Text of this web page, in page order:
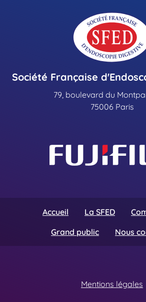
Société Française
79, boulevard du
75006 Paris
Accueil La SFED
Grand public
Nous
Mentions légales